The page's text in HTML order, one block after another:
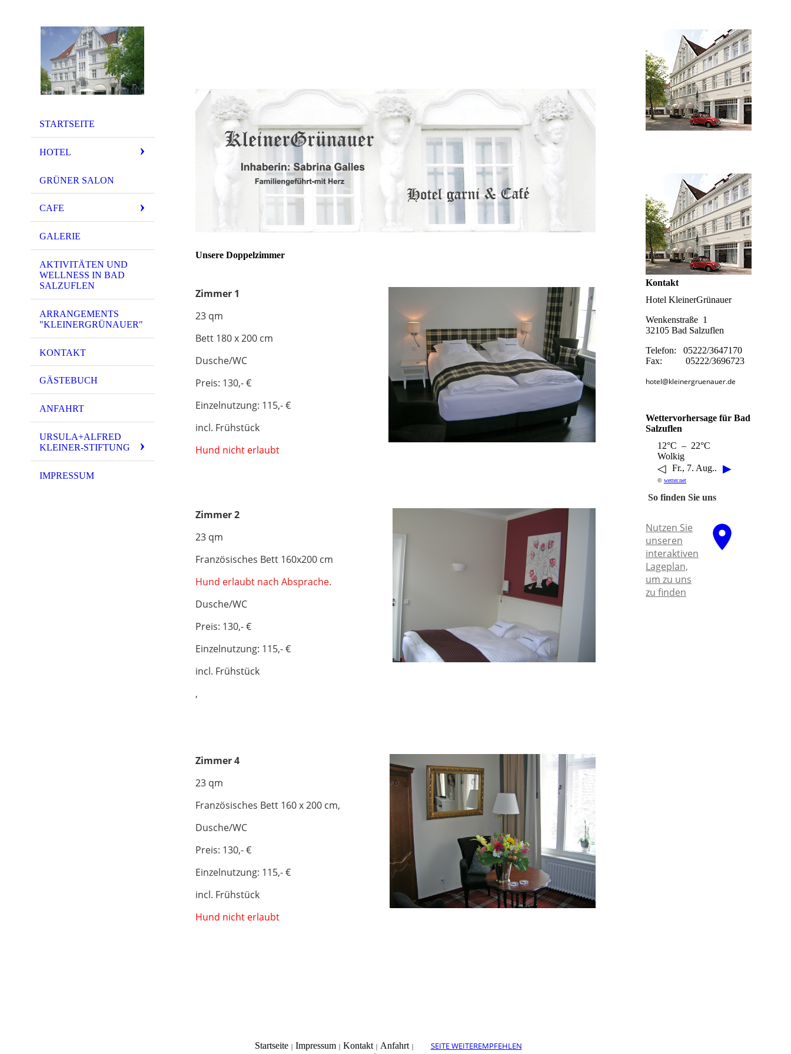
STARTSEITE
HOTEL
GRÜNER SALON
CAFE
GALERIE
AKTIVITÄTEN UND
WELLNESS IN BAD
SALZUFLEN
ARRANGEMENTS
"KLEINERGRÜNAUER"
KONTAKT
GÄSTEBUCH
ANFAHRT
URSULA+ALFRED
KLEINER-STIFTUNG
IMPRESSUM
Unsere Doppelzimmer
Zimmer 1
23 qm
Bett 180 x 200 cm
Dusche/WC
Preis: 130,- €
Einzelnutzung: 115,- €
incl. Frühstück
Hund nicht erlaubt
Zimmer 2
23 qm
Französisches Bett 160x200 cm
Hund erlaubt nach Absprache.
Dusche/WC
Preis: 130,- €
Einzelnutzung: 115,- €
incl. Frühstück
,
Zimmer 4
23 qm
Französisches Bett 160 x 200 cm,
Dusche/WC
Preis: 130,- €
Einzelnutzung: 115,- €
incl. Frühstück
Hund nicht erlaubt
Kontakt
Hotel KleinerGrünauer
Wenkenstraße 1
32105 Bad Salzuflen
Telefon: 05222/3647170
Fax: 05222/3696723
hotel@kleinergruenauer.de
Wettervorhersage für Bad
Salzuflen
12°C – 22°C
Wolkig
◁ Fr., 7. Aug.. ▶
© wetter.net
So finden Sie uns
Nutzen Sie
unseren
interaktiven
La­ge­plan,
um zu uns
zu finden
Startseite| Impressum| Kontakt| Anfahrt| SEITE WEITEREMPFEHLEN